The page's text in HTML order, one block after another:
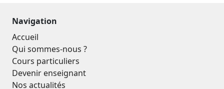
Navigation
Accueil
Qui sommes-nous ?
Cours particuliers
Devenir enseignant
Nos actualités